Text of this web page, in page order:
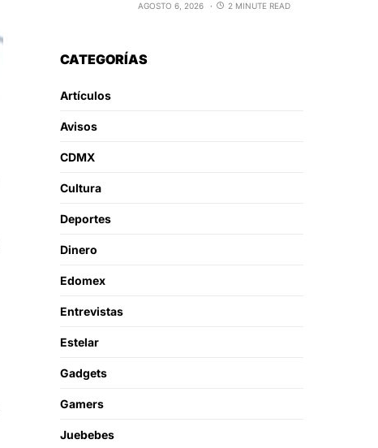
AGOSTO 6, 2026 2 MINUTE READ
CATEGORÍAS
Artículos
Avisos
CDMX
Cultura
Deportes
Dinero
Edomex
Entrevistas
Estelar
Gadgets
Gamers
Juebebes